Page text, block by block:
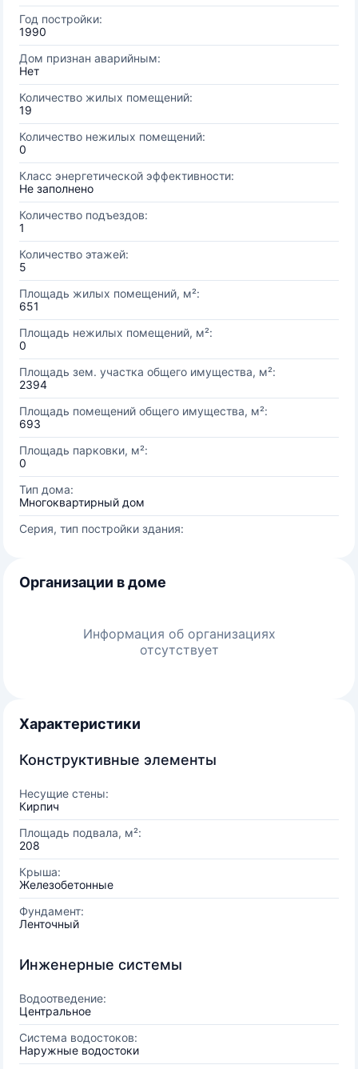
Год постройки:
1990
Дом признан аварийным:
Нет
Количество жилых помещений:
19
Количество нежилых помещений:
0
Класс энергетической эффективности:
Не заполнено
Количество подъездов:
1
Количество этажей:
5
Площадь жилых помещений, м²:
651
Площадь нежилых помещений, м²:
0
Площадь зем. участка общего имущества, м²:
2394
Площадь помещений общего имущества, м²:
693
Площадь парковки, м²:
0
Тип дома:
Многоквартирный дом
Серия, тип постройки здания:
Организации в доме
Информация об организациях
отсутствует
Характеристики
Конструктивные элементы
Несущие стены:
Кирпич
Площадь подвала, м²:
208
Крыша:
Железобетонные
Фундамент:
Ленточный
Инженерные системы
Водоотведение:
Центральное
Система водостоков:
Наружные водостоки